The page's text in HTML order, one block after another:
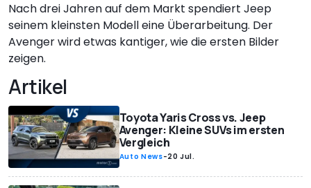
Nach drei Jahren auf dem Markt spendiert Jeep
seinem kleinsten Modell eine Überarbeitung. Der
Avenger wird etwas kantiger, wie die ersten Bilder
zeigen.
Artikel
Toyota Yaris Cross vs. Jeep
Avenger: Kleine SUVs im ersten
Vergleich
Auto News-20 Jul.